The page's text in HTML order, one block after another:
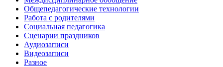
Общепедагогические технологии
Работа с родителями
Социальная педагогика
Сценарии праздников
Аудиозаписи
Видеозаписи
Разное